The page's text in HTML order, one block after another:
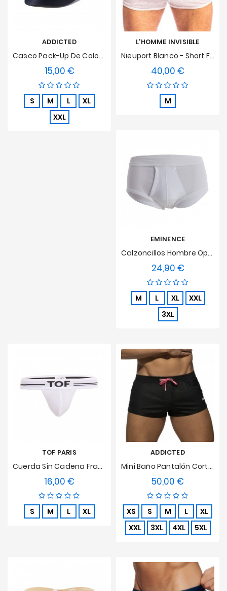
ADDICTED
Casco Pack-Up De Color Marino
15,00 €Precio
S M L
XL
XXL
L'HOMME INVISIBLE
Nieuport Blanco - Short Freedom L'Homme Invisible
40,00 €
M
EMINENCE
Calzoncillos Hombre Open Premium Algodón Eminence - Blanco
24,90 €Precio
M L XL
XXL
3XL
TOF PARIS
Cuerda Sin Cadena Francés - Blanco
16,00 €
S M L XL
ADDICTED
Mini Baño Pantalón Corto Básico Negro
50,00 €
XS S M L
XL
XXL
3XL 4XL 5XL